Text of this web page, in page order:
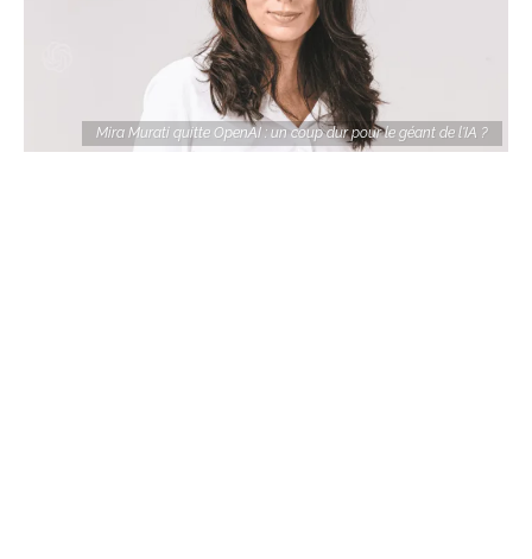
Mira Murati quitte OpenAI : un coup dur pour le géant de l'IA ?